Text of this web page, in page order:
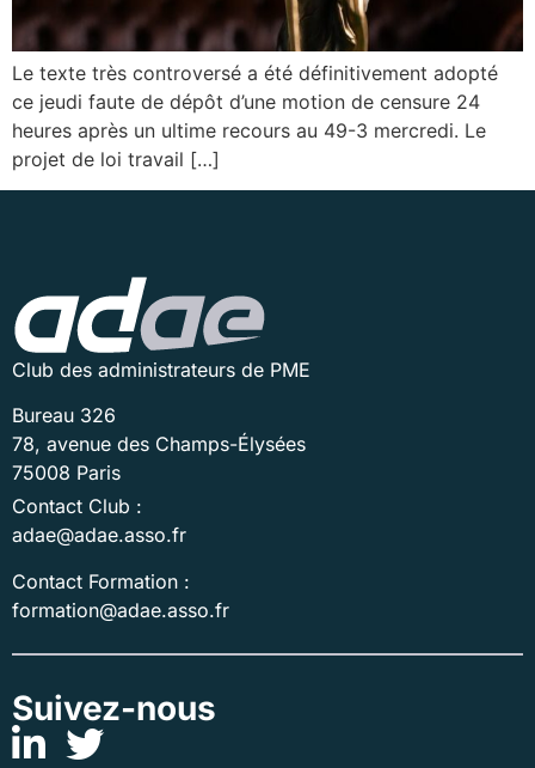
Le texte très controversé a été définitivement adopté
ce jeudi faute de dépôt d’une motion de censure 24
heures après un ultime recours au 49-3 mercredi. Le
projet de loi travail […]
Club des administrateurs de PME
Bureau 326
78, avenue des Champs-Élysées
75008 Paris
Contact Club :
adae@adae.asso.fr
Contact Formation :
formation@adae.asso.fr
Suivez-nous